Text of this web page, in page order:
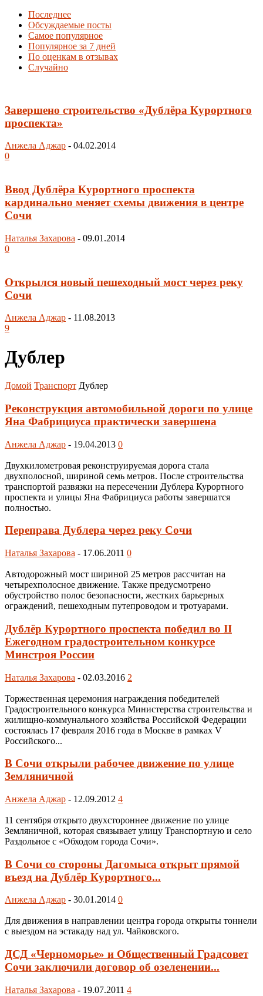
Последнее
Обсуждаемые посты
Самое популярное
Популярное за 7 дней
По оценкам в отзывах
Случайно
Завершено строительство «Дублёра Курортного
проспекта»
Анжела Аджар - 04.02.2014
0
Ввод Дублёра Курортного проспекта
кардинально меняет схемы движения в центре
Сочи
Наталья Захарова - 09.01.2014
0
Открылся новый пешеходный мост через реку
Сочи
Анжела Аджар - 11.08.2013
9
Дублер
Домой Транспорт Дублер
Реконструкция автомобильной дороги по улице
Яна Фабрициуса практически завершена
Анжела Аджар - 19.04.2013 0
Двухкилометровая реконструируемая дорога стала
двухполосной, шириной семь метров. После строительства
транспортой развязки на пересечении Дублера Курортного
проспекта и улицы Яна Фабрициуса работы завершатся
полностью.
Переправа Дублера через реку Сочи
Наталья Захарова - 17.06.2011 0
Автодорожный мост шириной 25 метров рассчитан на
четырехполосное движение. Также предусмотрено
обустройство полос безопасности, жестких барьерных
ограждений, пешеходным путепроводом и тротуарами.
Дублёр Курортного проспекта победил во II
Ежегодном градостроительном конкурсе
Минстроя России
Наталья Захарова - 02.03.2016 2
Торжественная церемония награждения победителей
Градостроительного конкурса Министерства строительства и
жилищно-коммунального хозяйства Российской Федерации
состоялась 17 февраля 2016 года в Москве в рамках V
Российского...
В Сочи открыли рабочее движение по улице
Земляничной
Анжела Аджар - 12.09.2012 4
11 сентября открыто двухстороннее движение по улице
Земляничной, которая связывает улицу Транспортную и село
Раздольное с «Обходом города Сочи».
В Сочи со стороны Дагомыса открыт прямой
въезд на Дублёр Курортного...
Анжела Аджар - 30.01.2014 0
Для движения в направлении центра города открыты тоннели
с выездом на эстакаду над ул. Чайковского.
ДСД «Черноморье» и Общественный Градсовет
Сочи заключили договор об озеленении...
Наталья Захарова - 19.07.2011 4